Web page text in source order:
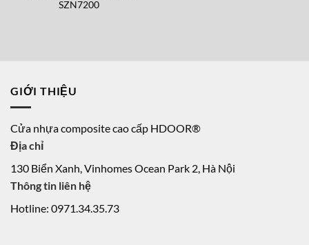
SZN7200
GIỚI THIỆU
Cửa nhựa composite cao cấp HDOOR®
Địa chỉ
130 Biển Xanh, Vinhomes Ocean Park 2, Hà Nội
Thông tin liên hệ
Hotline: 0971.34.35.73